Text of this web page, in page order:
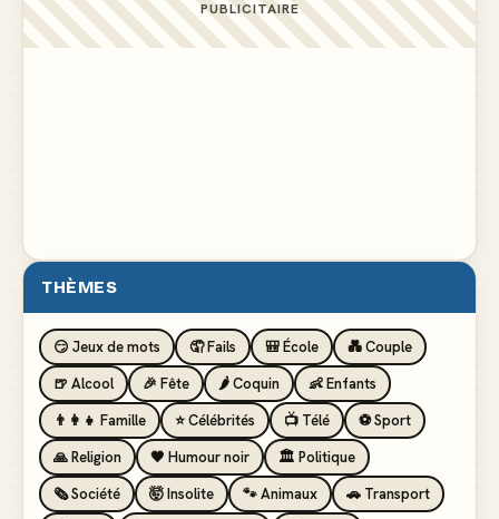
PUBLICITAIRE
THÈMES
😏 Jeux de mots 🤦 Fails 🎒 École
💑 Couple
🍺 Alcool
🎉 Fête 🌶️ Coquin
👶 Enfants
👨‍👩‍👧 Famille
⭐ Célébrités 📺 Télé
⚽ Sport
🙏 Religion
🖤 Humour noir
🏛️ Politique
🗞️ Société
🤯 Insolite 🐾 Animaux
🚗 Transport